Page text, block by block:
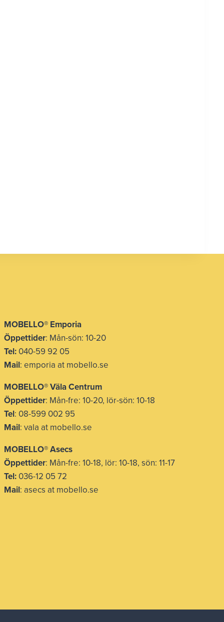
MOBELLO® Emporia
Öppettider: Mån-sön: 10-20
Tel: 040-59 92 05
Mail: emporia at mobello.se
MOBELLO® Väla Centrum
Öppettider: Mån-fre: 10-20, lör-sön: 10-18
Tel: 08-599 002 95
Mail: vala at mobello.se
MOBELLO® Asecs
Öppettider: Mån-fre: 10-18, lör: 10-18, sön: 11-17
Tel: 036-12 05 72
Mail: asecs at mobello.se